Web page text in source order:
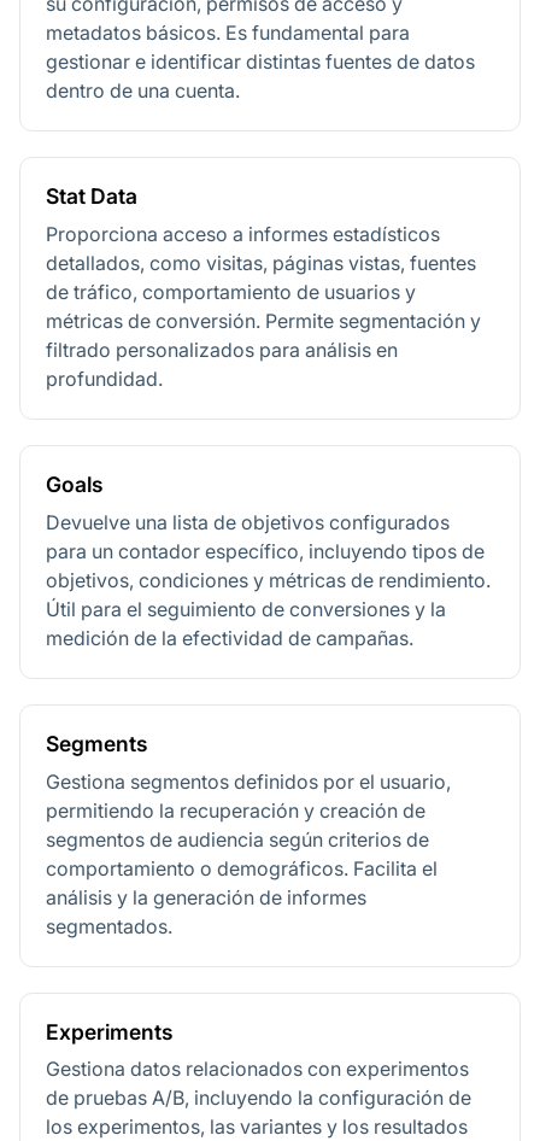
metadatos básicos. Es fundamental para
gestionar e identificar distintas fuentes de datos
dentro de una cuenta.
Stat Data
Proporciona acceso a informes estadísticos
detallados, como visitas, páginas vistas, fuentes
de tráfico, comportamiento de usuarios y
métricas de conversión. Permite segmentación y
filtrado personalizados para análisis en
profundidad.
Goals
Devuelve una lista de objetivos configurados
para un contador específico, incluyendo tipos de
objetivos, condiciones y métricas de rendimiento.
Útil para el seguimiento de conversiones y la
medición de la efectividad de campañas.
Segments
Gestiona segmentos definidos por el usuario,
permitiendo la recuperación y creación de
segmentos de audiencia según criterios de
comportamiento o demográficos. Facilita el
análisis y la generación de informes
segmentados.
Experiments
Gestiona datos relacionados con experimentos
de pruebas A/B, incluyendo la configuración de
los experimentos, las variantes y los resultados